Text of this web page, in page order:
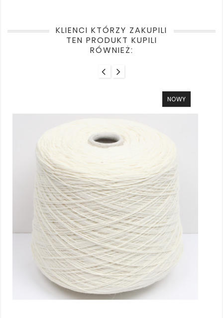
KLIENCI KTÓRZY ZAKUPILI
TEN PRODUKT KUPILI
RÓWNIEŻ:
NOWY